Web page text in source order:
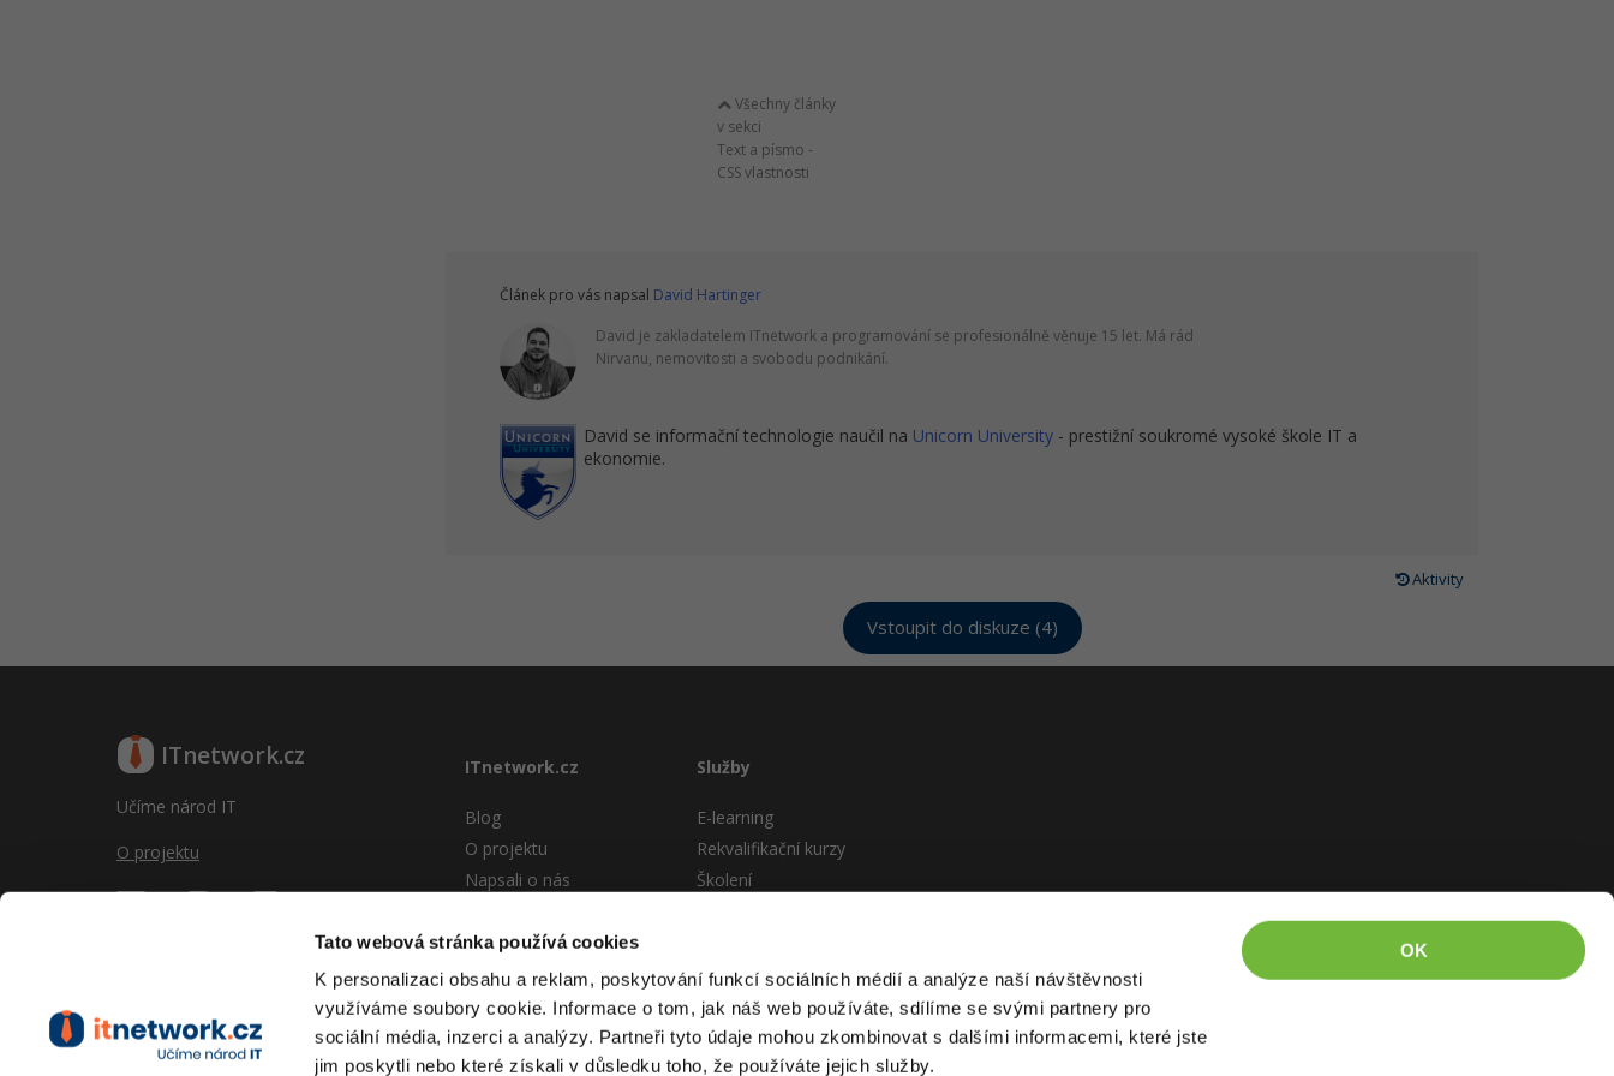
Tato webová stránka používá cookies
K personalizaci obsahu a reklam, poskytování funkcí sociálních médií a analýze naší návštěvnosti
využíváme soubory cookie. Informace o tom, jak náš web používáte, sdílíme se svými partnery pro
sociální média, inzerci a analýzy. Partneři tyto údaje mohou zkombinovat s dalšími informacemi, které jste
jim poskytli nebo které získali v důsledku toho, že používáte jejich služby.
OK
Všechny články
v sekci
Text a písmo -
CSS vlastnosti
Článek pro vás napsal David Hartinger
David je zakladatelem ITnetwork a programování se profesionálně věnuje 15 let. Má rád
Nirvanu, nemovitosti a svobodu podnikání.
David se informační technologie naučil na Unicorn University - prestižní soukromé vysoké škole IT a
ekonomie.
Aktivity
Vstoupit do diskuze (4)
ITnetwork.cz
Učíme národ IT
O projektu
ITnetwork.cz
Blog
O projektu
Napsali o nás
Vývoj systému
Provozní podmínky
RSS
Kontakt
Služby
E-learning
Rekvalifikační kurzy
Školení